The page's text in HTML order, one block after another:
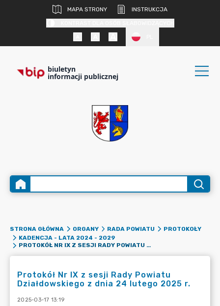
MAPA STRONY
INSTRUKCJA
biuletyn
informacji publicznej
STRONA GŁÓWNA ORGANY RADA POWIATU
PROTOKOŁY
KADENCJA - LATA 2024 - 2029
PROTOKÓŁ NR IX Z SESJI RADY POWIATU DZIAŁDOWSKIEGO Z DNIA 24 LUTEGO 2025 R.
Protokół Nr IX z sesji Rady Powiatu
Działdowskiego z dnia 24 lutego 2025 r.
2025-03-17 13:19